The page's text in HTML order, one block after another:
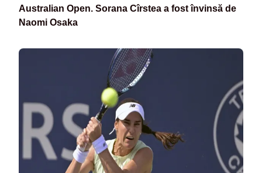
Australian Open. Sorana Cîrstea a fost învinsă de
Naomi Osaka